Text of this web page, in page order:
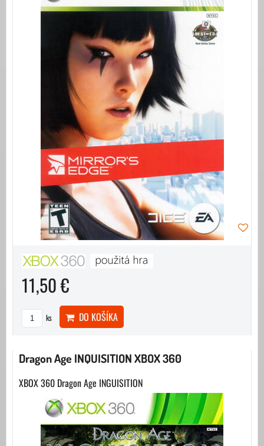
11,50 €
ks DO KOŠÍKA
Dragon Age INQUISITION XBOX 360
XBOX 360 Dragon Age INGUISITION